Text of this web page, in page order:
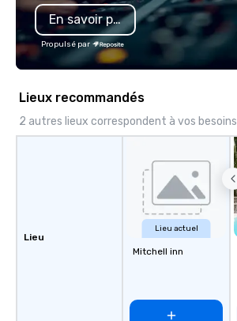
En savoir plus
Propulsé par
Lieux recommandés
2 autres lieux correspondent à vos besoins
Lieu
Lieu actuel
Mitchell inn